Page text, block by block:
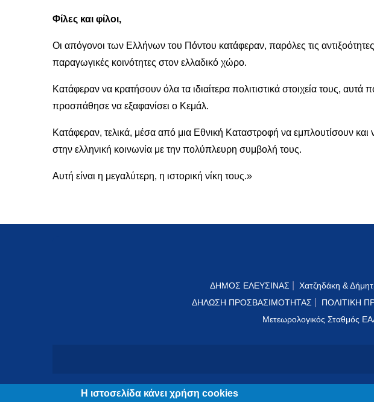
Φίλες και φίλοι,
Οι απόγονοι των Ελλήνων του Πόντου κατάφεραν, παρόλες τις
παραγωγικές κοινότητες στον ελλαδικό χώρο.
Κατάφεραν να κρατήσουν όλα τα ιδιαίτερα πολιτιστικά στοιχεία τους, αυτά
προσπάθησε να εξαφανίσει ο Κεμάλ.
Κατάφεραν, τελικά, μέσα από μια Εθνική Καταστροφή να εμπλουτίσουν
στην ελληνική κοινωνία με την πολύπλευρη συμβολή τους.
Αυτή είναι η μεγαλύτερη, η ιστορική νίκη τους.»
ΔΗΜΟΣ ΕΛΕΥΣΙΝΑΣ Χατζηδάκη &
ΔΗΛΩΣΗ ΠΡΟΣΒΑΣΙΜΟΤΗΤΑΣ
ΠΟΛΙΤΙΚΗ
Μετεωρολογικός Σταθμός
Η ιστοσελίδα κάνει χρήση cookies